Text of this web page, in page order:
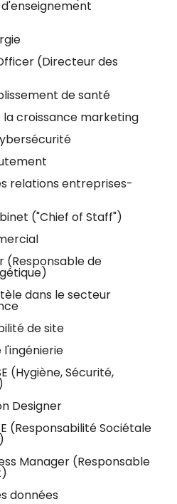
(Directeur des
de santé
la croissance marketing
relations entreprises-
("Chief of Staff")
(Responsable de
dans le secteur
de site
l'ingénierie
(Hygiène, Sécurité,
Designer
(Responsabilité Sociétale
Manager (Responsable
données